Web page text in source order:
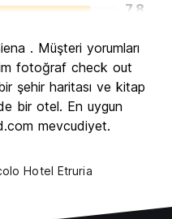
7.8
9.3
6.6
. Müşteri yorumları
fotoğraf check out
şehir haritası ve kitap
bir otel. En uygun
mevcudiyet.
Hotel Etruria